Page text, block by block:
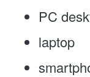
PC
laptop